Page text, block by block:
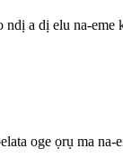
a dị elu na-eme
oge ọrụ ma na-